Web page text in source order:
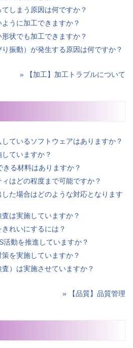
しまう原因は何ですか？
うに加工できますか？
状でも加工できますか？
振動）が発生する原因は何ですか？
» 【加工】加工トラブルについて
ているソフトウェアはありますか？
ていますか？
る材料はありますか？
はどの程度まで可能ですか？
た場合はどのような対応となります
は実施していますか？
れいにするには？
動を推進していますか？
を実施していますか？
）は実施させていますか？
» 【品質】品質管理